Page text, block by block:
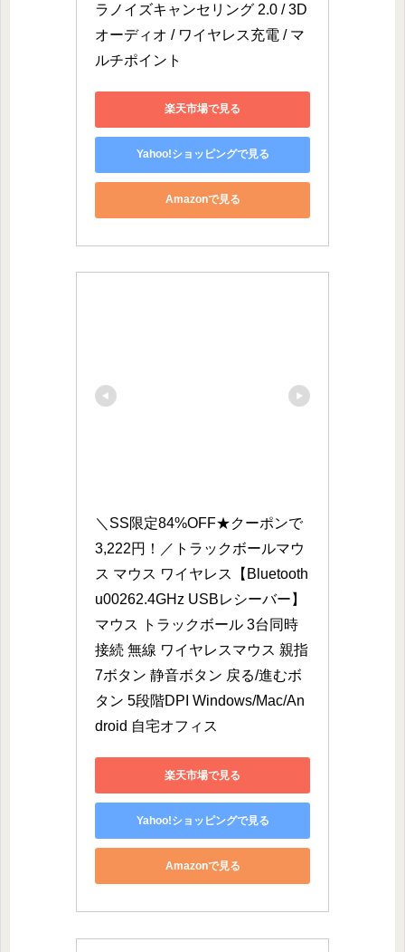
ラノイズキャンセリング 2.0 / 3D
オーディオ / ワイヤレス充電 / マ
ルチポイント
楽天市場で見る
Yahoo!ショッピングで見る
Amazonで見る
＼SS限定84%OFF★クーポンで
3,222円！／トラックボールマウ
ス マウス ワイヤレス【Bluetooth
u00262.4GHz USBレシーバー】
マウス トラックボール 3台同時
接続 無線 ワイヤレスマウス 親指
7ボタン 静音ボタン 戻る/進むボ
タン 5段階DPI Windows/Mac/An
droid 自宅オフィス
楽天市場で見る
Yahoo!ショッピングで見る
Amazonで見る